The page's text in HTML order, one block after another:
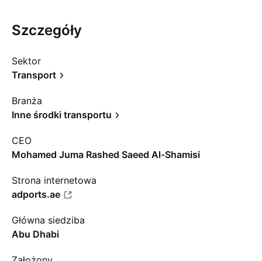
Szczegóły
Sektor
Transport
Branża
Inne środki transportu
CEO
Mohamed Juma Rashed Saeed Al-Shamisi
Strona internetowa
adports.ae
Główna siedziba
Abu Dhabi